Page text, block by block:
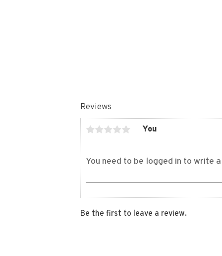
Reviews
You
Be the first to leave a review.